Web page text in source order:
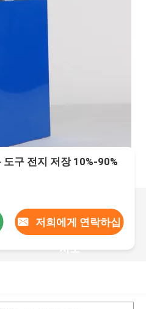
구 전지 저장 10%-90%
저희에게 연락하십
시오